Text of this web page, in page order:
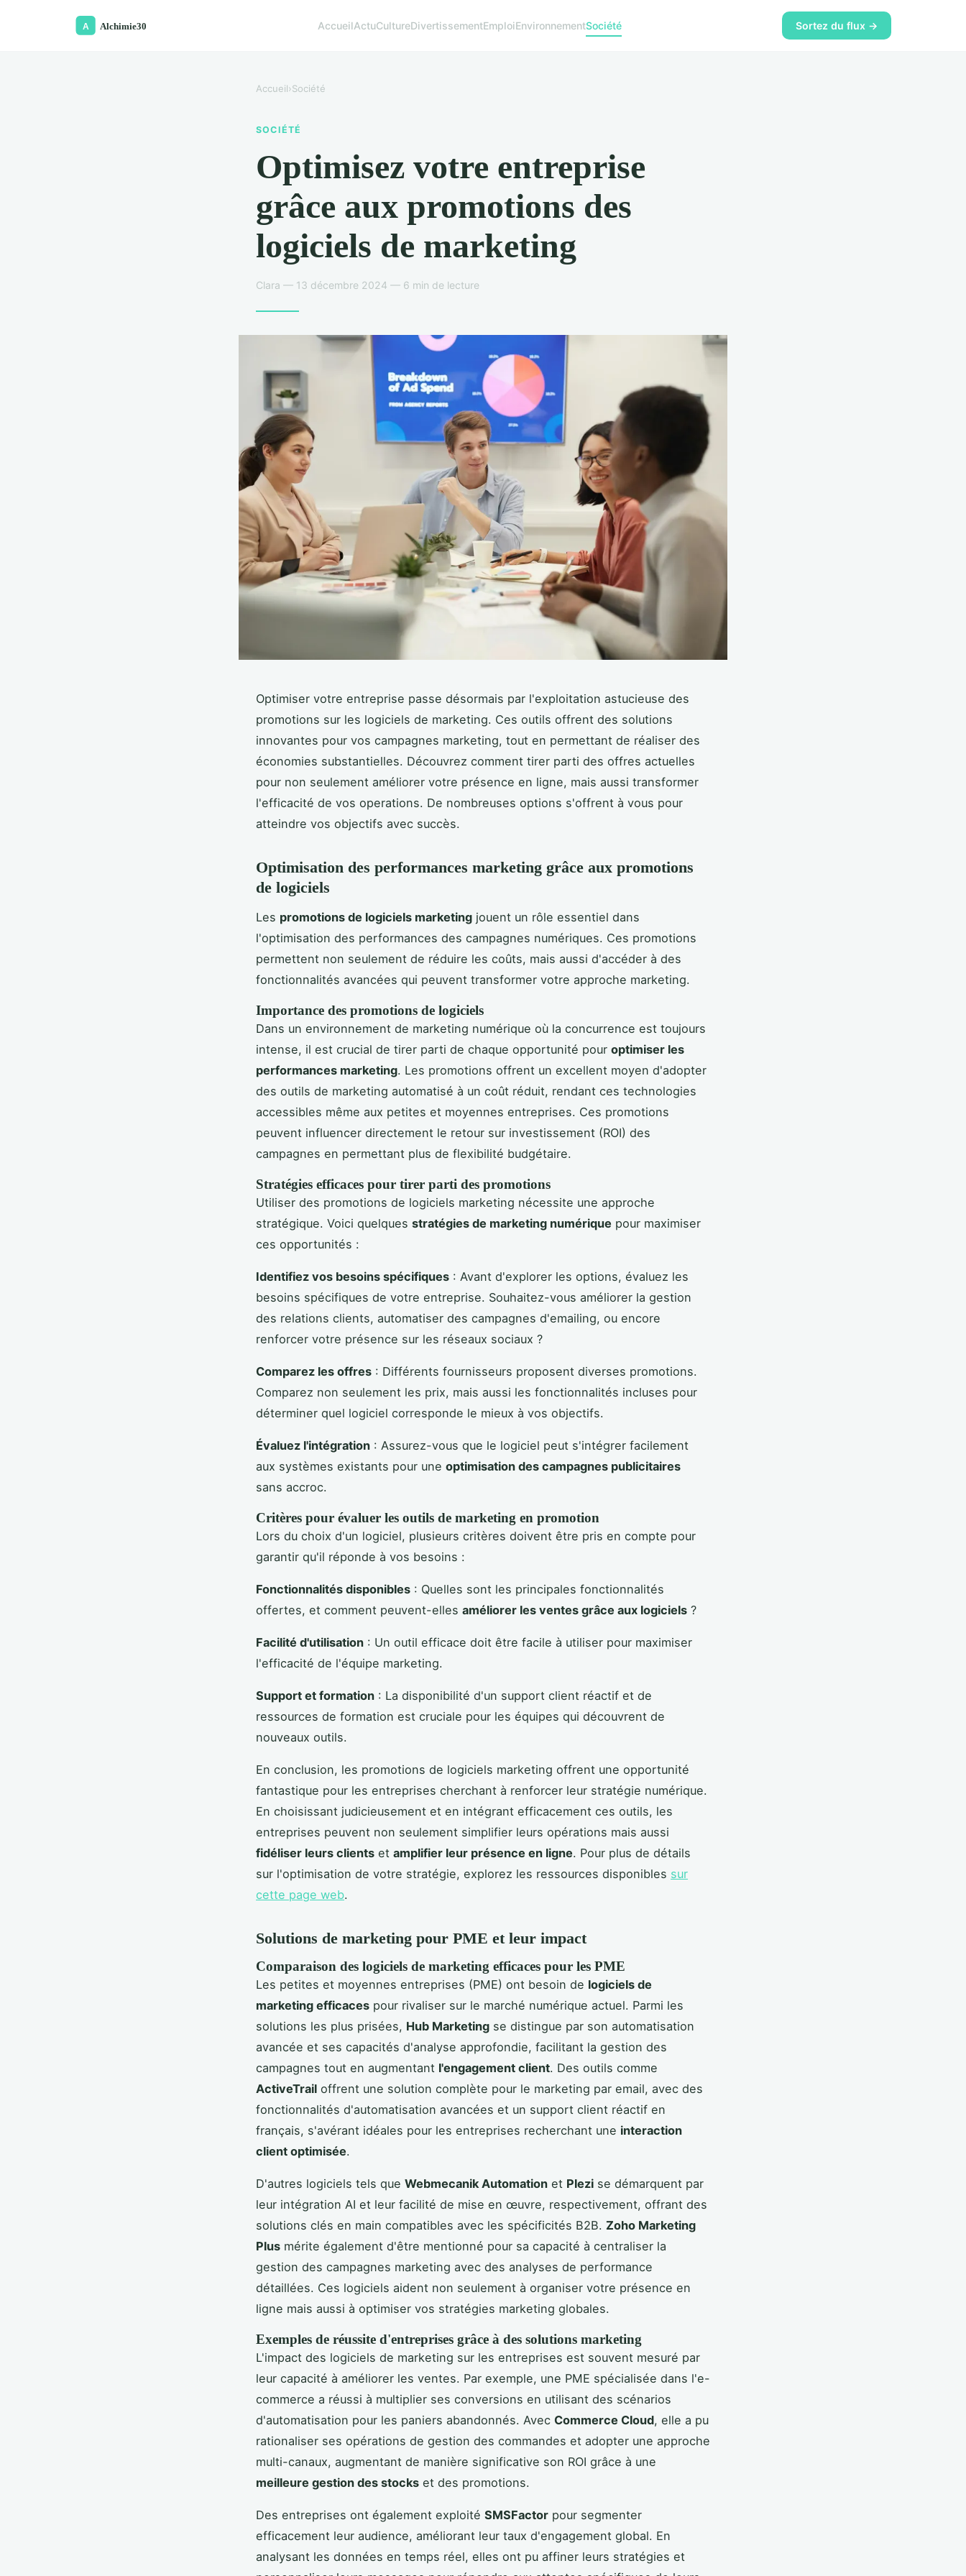
AccueilActuCultureDivertissementEmploiEnvironnementSociété Sortez du flux →
Accueil›Société
SOCIÉTÉ
Optimisez votre entreprise
grâce aux promotions des
logiciels de marketing
Clara — 13 décembre 2024 — 6 min de lecture
Optimiser votre entreprise passe désormais par l'exploitation astucieuse des
promotions sur les logiciels de marketing. Ces outils offrent des solutions
innovantes pour vos campagnes marketing, tout en permettant de réaliser des
économies substantielles. Découvrez comment tirer parti des offres actuelles
pour non seulement améliorer votre présence en ligne, mais aussi transformer
l'efficacité de vos operations. De nombreuses options s'offrent à vous pour
atteindre vos objectifs avec succès.
Optimisation des performances marketing grâce aux promotions
de logiciels
Les promotions de logiciels marketing jouent un rôle essentiel dans
l'optimisation des performances des campagnes numériques. Ces promotions
permettent non seulement de réduire les coûts, mais aussi d'accéder à des
fonctionnalités avancées qui peuvent transformer votre approche marketing.
Importance des promotions de logiciels
Dans un environnement de marketing numérique où la concurrence est toujours
intense, il est crucial de tirer parti de chaque opportunité pour optimiser les
performances marketing. Les promotions offrent un excellent moyen d'adopter
des outils de marketing automatisé à un coût réduit, rendant ces technologies
accessibles même aux petites et moyennes entreprises. Ces promotions
peuvent influencer directement le retour sur investissement (ROI) des
campagnes en permettant plus de flexibilité budgétaire.
Stratégies efficaces pour tirer parti des promotions
Utiliser des promotions de logiciels marketing nécessite une approche
stratégique. Voici quelques stratégies de marketing numérique pour maximiser
ces opportunités :
Identifiez vos besoins spécifiques : Avant d'explorer les options, évaluez les
besoins spécifiques de votre entreprise. Souhaitez-vous améliorer la gestion
des relations clients, automatiser des campagnes d'emailing, ou encore
renforcer votre présence sur les réseaux sociaux ?
Comparez les offres : Différents fournisseurs proposent diverses promotions.
Comparez non seulement les prix, mais aussi les fonctionnalités incluses pour
déterminer quel logiciel corresponde le mieux à vos objectifs.
Évaluez l'intégration : Assurez-vous que le logiciel peut s'intégrer facilement
aux systèmes existants pour une optimisation des campagnes publicitaires
sans accroc.
Critères pour évaluer les outils de marketing en promotion
Lors du choix d'un logiciel, plusieurs critères doivent être pris en compte pour
garantir qu'il réponde à vos besoins :
Fonctionnalités disponibles : Quelles sont les principales fonctionnalités
offertes, et comment peuvent-elles améliorer les ventes grâce aux logiciels ?
Facilité d'utilisation : Un outil efficace doit être facile à utiliser pour maximiser
l'efficacité de l'équipe marketing.
Support et formation : La disponibilité d'un support client réactif et de
ressources de formation est cruciale pour les équipes qui découvrent de
nouveaux outils.
En conclusion, les promotions de logiciels marketing offrent une opportunité
fantastique pour les entreprises cherchant à renforcer leur stratégie numérique.
En choisissant judicieusement et en intégrant efficacement ces outils, les
entreprises peuvent non seulement simplifier leurs opérations mais aussi
fidéliser leurs clients et amplifier leur présence en ligne. Pour plus de détails
sur l'optimisation de votre stratégie, explorez les ressources disponibles sur
cette page web.
Solutions de marketing pour PME et leur impact
Comparaison des logiciels de marketing efficaces pour les PME
Les petites et moyennes entreprises (PME) ont besoin de logiciels de
marketing efficaces pour rivaliser sur le marché numérique actuel. Parmi les
solutions les plus prisées, Hub Marketing se distingue par son automatisation
avancée et ses capacités d'analyse approfondie, facilitant la gestion des
campagnes tout en augmentant l'engagement client. Des outils comme
ActiveTrail offrent une solution complète pour le marketing par email, avec des
fonctionnalités d'automatisation avancées et un support client réactif en
français, s'avérant idéales pour les entreprises recherchant une interaction
client optimisée.
D'autres logiciels tels que Webmecanik Automation et Plezi se démarquent par
leur intégration AI et leur facilité de mise en œuvre, respectivement, offrant des
solutions clés en main compatibles avec les spécificités B2B. Zoho Marketing
Plus mérite également d'être mentionné pour sa capacité à centraliser la
gestion des campagnes marketing avec des analyses de performance
détaillées. Ces logiciels aident non seulement à organiser votre présence en
ligne mais aussi à optimiser vos stratégies marketing globales.
Exemples de réussite d'entreprises grâce à des solutions marketing
L'impact des logiciels de marketing sur les entreprises est souvent mesuré par
leur capacité à améliorer les ventes. Par exemple, une PME spécialisée dans l'e-
commerce a réussi à multiplier ses conversions en utilisant des scénarios
d'automatisation pour les paniers abandonnés. Avec Commerce Cloud, elle a pu
rationaliser ses opérations de gestion des commandes et adopter une approche
multi-canaux, augmentant de manière significative son ROI grâce à une
meilleure gestion des stocks et des promotions.
Des entreprises ont également exploité SMSFactor pour segmenter
efficacement leur audience, améliorant leur taux d'engagement global. En
analysant les données en temps réel, elles ont pu affiner leurs stratégies et